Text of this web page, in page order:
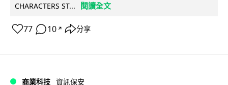
CHARACTERS ST...
閱讀全文
77 10 ↗ 分享
商業科技 資訊保安